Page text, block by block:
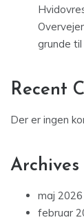
grunde
Recent
Der er ingen
Archives
maj 2026
februar